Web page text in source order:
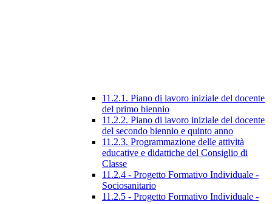
11.2.1. Piano di lavoro iniziale del docente
del primo biennio
11.2.2. Piano di lavoro iniziale del docente
del secondo biennio e quinto anno
11.2.3. Programmazione delle attività
educative e didattiche del Consiglio di
Classe
11.2.4 - Progetto Formativo Individuale -
Sociosanitario
11.2.5 - Progetto Formativo Individuale -